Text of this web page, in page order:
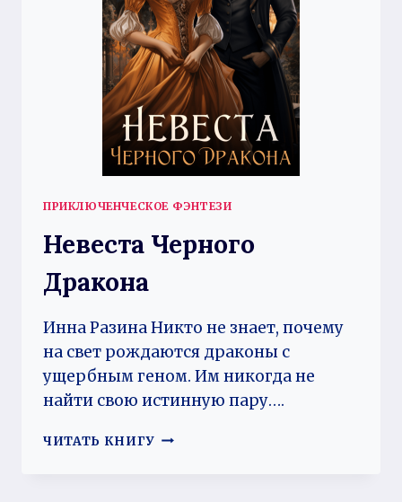
ПРИКЛЮЧЕНЧЕСКОЕ ФЭНТЕЗИ
Невеста Черного
Дракона
Инна Разина Никто не знает, почему
на свет рождаются драконы с
ущербным геном. Им никогда не
найти свою истинную пару….
ЧИТАТЬ КНИГУ НЕВЕСТА